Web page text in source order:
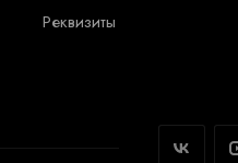
Реквизиты